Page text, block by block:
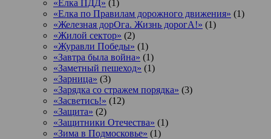
«Ёлка ПДД» (1)
«Елка по Правилам дорожного движения» (1)
«Железная дорОга. Жизнь дорогА!» (1)
«Жилой сектор» (2)
«Журавли Победы» (1)
«Завтра была война» (1)
«Заметный пешеход» (1)
«Зарница» (3)
«Зарядка со стражем порядка» (3)
«Засветись!» (12)
«Защита» (2)
«Защитники Отечества» (1)
«Зима в Подмосковье» (1)